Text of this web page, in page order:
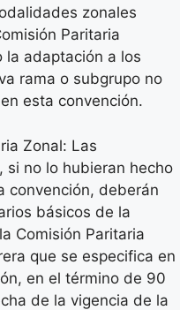
zonales
Paritaria
la adaptación a los
rama o subgrupo no
esta convención.
Zonal: Las
si no lo hubieran hecho
convención, deberán
básicos de la
Comisión Paritaria
que se especifica en
en el término de 90
de la vigencia de la